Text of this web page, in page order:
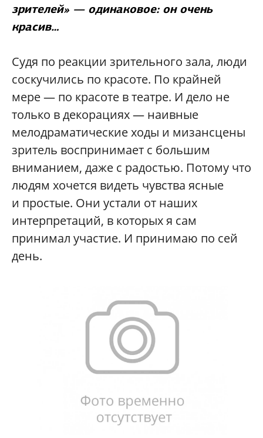
зрителей» — одинаковое: он очень
красив…
Судя по реакции зрительного зала, люди
соскучились по красоте. По крайней
мере — по красоте в театре. И дело не
только в декорациях — наивные
мелодраматические ходы и мизансцены
зритель воспринимает с большим
вниманием, даже с радостью. Потому что
людям хочется видеть чувства ясные
и простые. Они устали от наших
интерпретаций, в которых я сам
принимал участие. И принимаю по сей
день.